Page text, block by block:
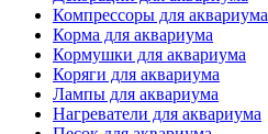
Компрессоры для аквариума
Корма для аквариума
Кормушки для аквариума
Коряги для аквариума
Лампы для аквариума
Нагреватели для аквариума